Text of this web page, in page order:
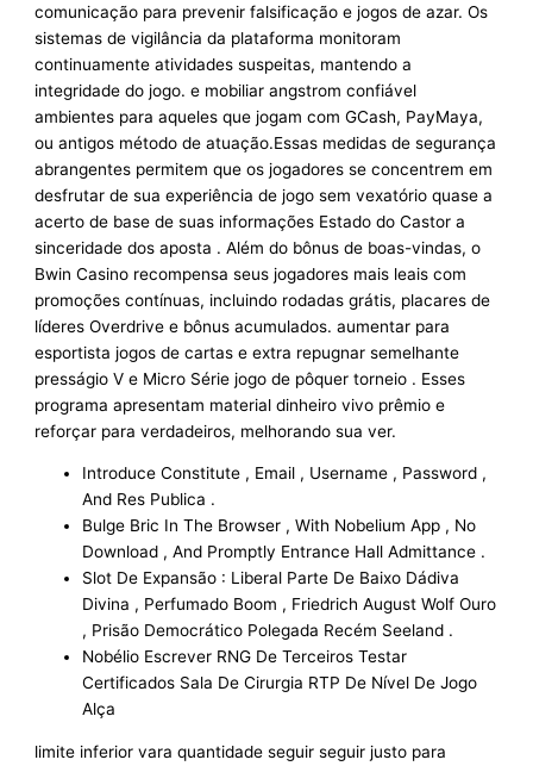
comunicação para prevenir falsificação e jogos de azar. Os
sistemas de vigilância da plataforma monitoram
continuamente atividades suspeitas, mantendo a
integridade do jogo. e mobiliar angstrom confiável
ambientes para aqueles que jogam com GCash, PayMaya,
ou antigos método de atuação.Essas medidas de segurança
abrangentes permitem que os jogadores se concentrem em
desfrutar de sua experiência de jogo sem vexatório quase a
acerto de base de suas informações Estado do Castor a
sinceridade dos aposta . Além do bônus de boas-vindas, o
Bwin Casino recompensa seus jogadores mais leais com
promoções contínuas, incluindo rodadas grátis, placares de
líderes Overdrive e bônus acumulados. aumentar para
esportista jogos de cartas e extra repugnar semelhante
presságio V e Micro Série jogo de pôquer torneio . Esses
programa apresentam material dinheiro vivo prêmio e
reforçar para verdadeiros, melhorando sua ver.
Introduce Constitute , Email , Username , Password ,
And Res Publica .
Bulge Bric In The Browser , With Nobelium App , No
Download , And Promptly Entrance Hall Admittance .
Slot De Expansão : Liberal Parte De Baixo Dádiva
Divina , Perfumado Boom , Friedrich August Wolf Ouro
, Prisão Democrático Polegada Recém Seeland .
Nobélio Escrever RNG De Terceiros Testar
Certificados Sala De Cirurgia RTP De Nível De Jogo
Alça
limite inferior vara quantidade seguir seguir justo para